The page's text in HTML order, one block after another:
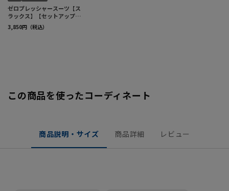
この商品を使ったコーディネート
商品説明・サイズ 商品詳細 レビュー